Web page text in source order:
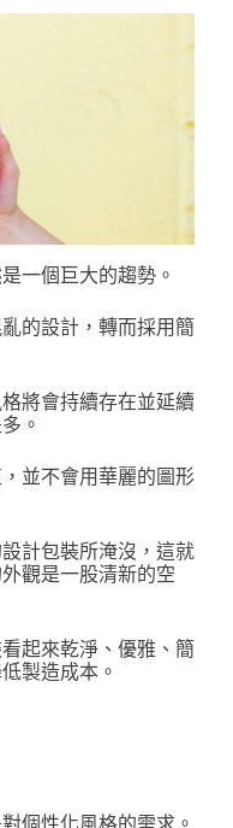
一個巨大的趨勢。
的設計，轉而採用簡
將會持續存在並延續
。
並不會用華麗的圖形
計包裝所淹沒，這就
觀是一股清新的空
起來乾淨、優雅、簡
製造成本。